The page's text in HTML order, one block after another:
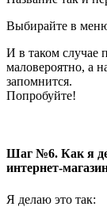
Выбирайте в
И в таком случае
маловероятно, а
запомнится.
Попробуйте!
Шаг №6. Как я
интернет-
Я делаю это так: